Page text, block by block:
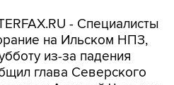
- Специалисты
на Ильском НПЗ,
из-за падения
глава Северского